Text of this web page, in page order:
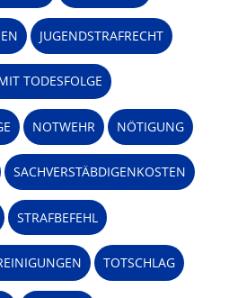
JUGENDSTRAFRECHT
TODESFOLGE
NOTWEHR NÖTIGUNG
SACHVERSTÄBDIGENKOSTEN
STRAFBEFEHL
TOTSCHLAG